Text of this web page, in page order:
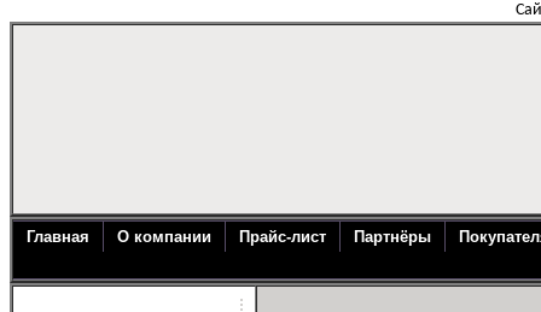
Главная О компании Прайс-лист Партнёры